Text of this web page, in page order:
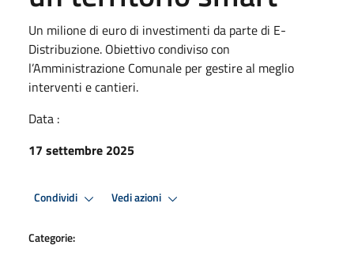
Un milione di euro di investimenti da parte di E-
Distribuzione. Obiettivo condiviso con
l’Amministrazione Comunale per gestire al meglio
interventi e cantieri.
Data :
17 settembre 2025
Condividi Vedi azioni
Categorie: